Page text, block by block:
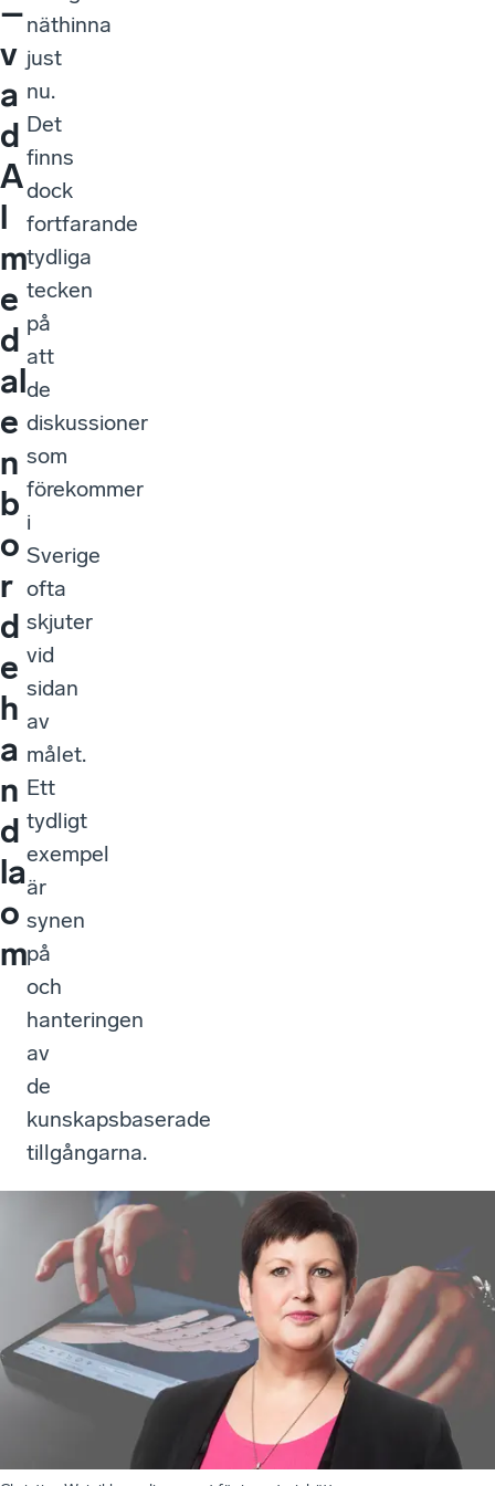
–
v
a
d
A
l
m
e
d
al
e
n
b
o
r
d
e
h
a
n
d
la
o
m
näthinna
just
nu.
Det
finns
dock
fortfarande
tydliga
tecken
på
att
de
diskussioner
som
förekommer
i
Sverige
ofta
skjuter
vid
sidan
av
målet.
Ett
tydligt
exempel
är
synen
på
och
hanteringen
av
de
kunskapsbaserade
tillgångarna.